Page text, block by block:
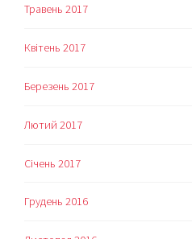
Травень 2017
Квітень 2017
Березень 2017
Лютий 2017
Січень 2017
Грудень 2016